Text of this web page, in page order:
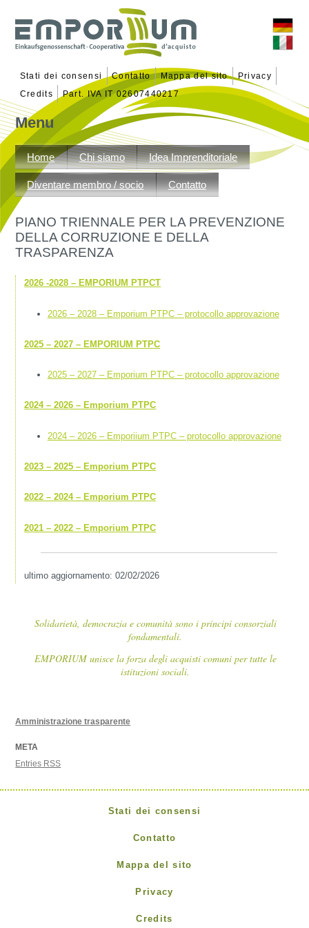
Stati dei consensi Contatto Mappa del sito
Privacy
Credits
Part. IVA IT 02607440217
Menu
Vai
al
contenuto
Home Chi siamo Idea Imprenditoriale
Diventare membro / socio Contatto
PIANO TRIENNALE PER LA PREVENZIONE
DELLA CORRUZIONE E DELLA
TRASPARENZA
2026 -2028 – EMPORIUM PTPCT
2026 – 2028 – Emporium PTPC – protocollo approvazione
2025 – 2027 – EMPORIUM PTPC
2025 – 2027 – Emporium PTPC – protocollo approvazione
2024 – 2026 – Emporium PTPC
2024 – 2026 – Emporiium PTPC – protocollo approvazione
2023 – 2025 – Emporium PTPC
2022 – 2024 – Emporium PTPC
2021 – 2022 – Emporium PTPC
ultimo aggiornamento: 02/02/2026
Solidarietà, democrazia e comunità sono i principi consorziali
fondamentali.
EMPORIUM unisce la forza degli acquisti comuni per tutte le
istituzioni sociali.
Amministrazione trasparente
META
Entries RSS
Stati dei consensi
Contatto
Mappa del sito
Privacy
Credits